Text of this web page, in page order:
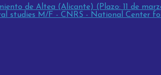
de Altea (Alicante) (Plazo: 11 de
studies M/F - CNRS - National Center